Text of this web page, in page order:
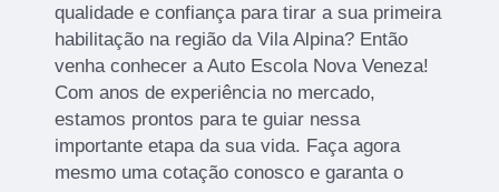
qualidade e confiança para tirar a sua primeira
habilitação na região da Vila Alpina? Então
venha conhecer a Auto Escola Nova Veneza!
Com anos de experiência no mercado,
estamos prontos para te guiar nessa
importante etapa da sua vida. Faça agora
mesmo uma cotação conosco e garanta o